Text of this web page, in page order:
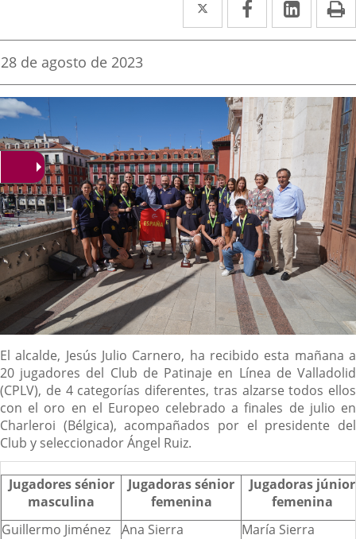
a
aplicación
externa.
a
aplicación
externa.
a
Fecha
la
noticia
28 de agosto de 2023
Descripción
El alcalde, Jesús Julio Carnero, ha recibido esta mañana a
20 jugadores del Club de Patinaje en Línea de Valladolid
(CPLV), de 4 categorías diferentes, tras alzarse todos ellos
con el oro en el Europeo celebrado a finales de julio en
Charleroi (Bélgica), acompañados por el presidente del
Club y seleccionador Ángel Ruiz.
Jugadores sénior
masculina
Jugadoras sénior
femenina
Jugadoras júnior
femenina
Guillermo Jiménez
Ana Sierra
María Sierra